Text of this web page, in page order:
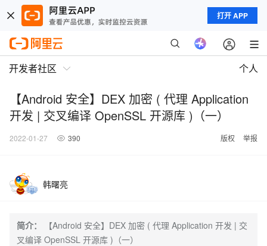
打开 APP
开发者社区 个人
【Android 安全】DEX 加密 ( 代理 Application
开发 | 交叉编译 OpenSSL 开源库 )（一）
2022-01-27 390 版权 举报
韩曙亮
简介：
【Android 安全】DEX 加密 ( 代理 Application 开发 | 交
叉编译 OpenSSL 开源库 )（一）